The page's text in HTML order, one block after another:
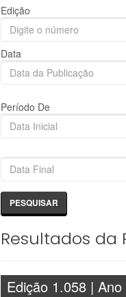
Edição
Data
Período De
Resultados da
Edição 1.058 | Ano